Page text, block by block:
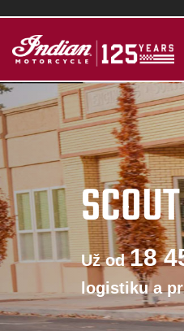
Už od18
logistiku a